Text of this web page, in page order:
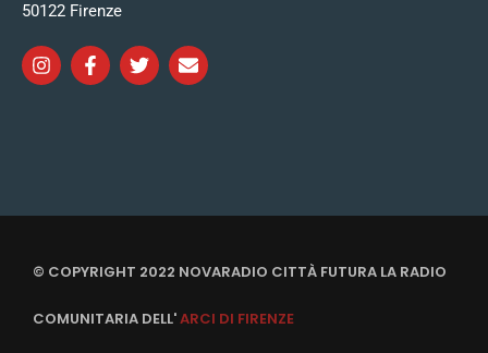
50122 Firenze
© COPYRIGHT 2022 NOVARADIO CITTÀ FUTURA LA RADIO
COMUNITARIA DELL'ARCI DI FIRENZE